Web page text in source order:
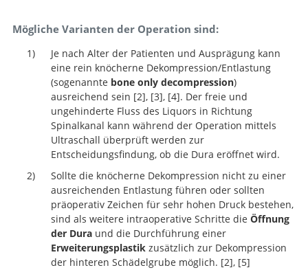
Mögliche Varianten der Operation sind:
Je nach Alter der Patienten und Ausprägung kann
eine rein knöcherne Dekompression/Entlastung
(sogenannte bone only decompression)
ausreichend sein 2
of Results Between Posterior Fossa Decompression
with and without Duraplasty for the Surgical
Meta-Analysis
, 3
The Chiari I malformation
, 4
Bony Decompression for Chiari
Malformation Type I: Long-Term Follow-Up
. Der freie und
ungehinderte Fluss des Liquors in Richtung
Spinalkanal kann während der Operation mittels
Ultraschall überprüft werden zur
Entscheidungsfindung, ob die Dura eröffnet wird.
Sollte die knöcherne Dekompression nicht zu einer
ausreichenden Entlastung führen oder sollten
präoperativ Zeichen für sehr hohen Druck bestehen,
sind als weitere intraoperative Schritte die Öffnung
der Duraund die Durchführung einer
Erweiterungsplastikzusätzlich zur Dekompression
der hinteren Schädelgrube möglich. 2 , 5